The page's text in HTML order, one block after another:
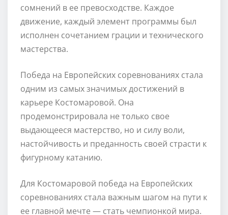
сомнений в ее превосходстве. Каждое
движение, каждый элемент программы был
исполнен сочетанием грации и технического
мастерства.
Победа на Европейских соревнованиях стала
одним из самых значимых достижений в
карьере Костомаровой. Она
продемонстрировала не только свое
выдающееся мастерство, но и силу воли,
настойчивость и преданность своей страсти к
фигурному катанию.
Для Костомаровой победа на Европейских
соревнованиях стала важным шагом на пути к
ее главной мечте — стать чемпионкой мира.